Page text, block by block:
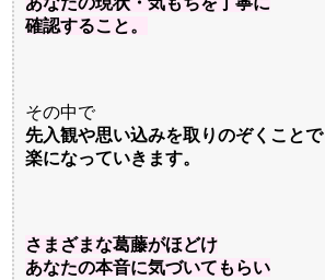
確認すること。
その中で
先入観や思い込みを取りのぞくことで
楽になっていきます。
さまざまな葛藤がほどけ
あなたの本音に気づいてもらい